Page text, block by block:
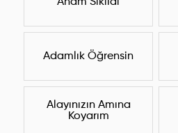
Adamlık Öğrensin
Alayınızın Amına
Koyarım